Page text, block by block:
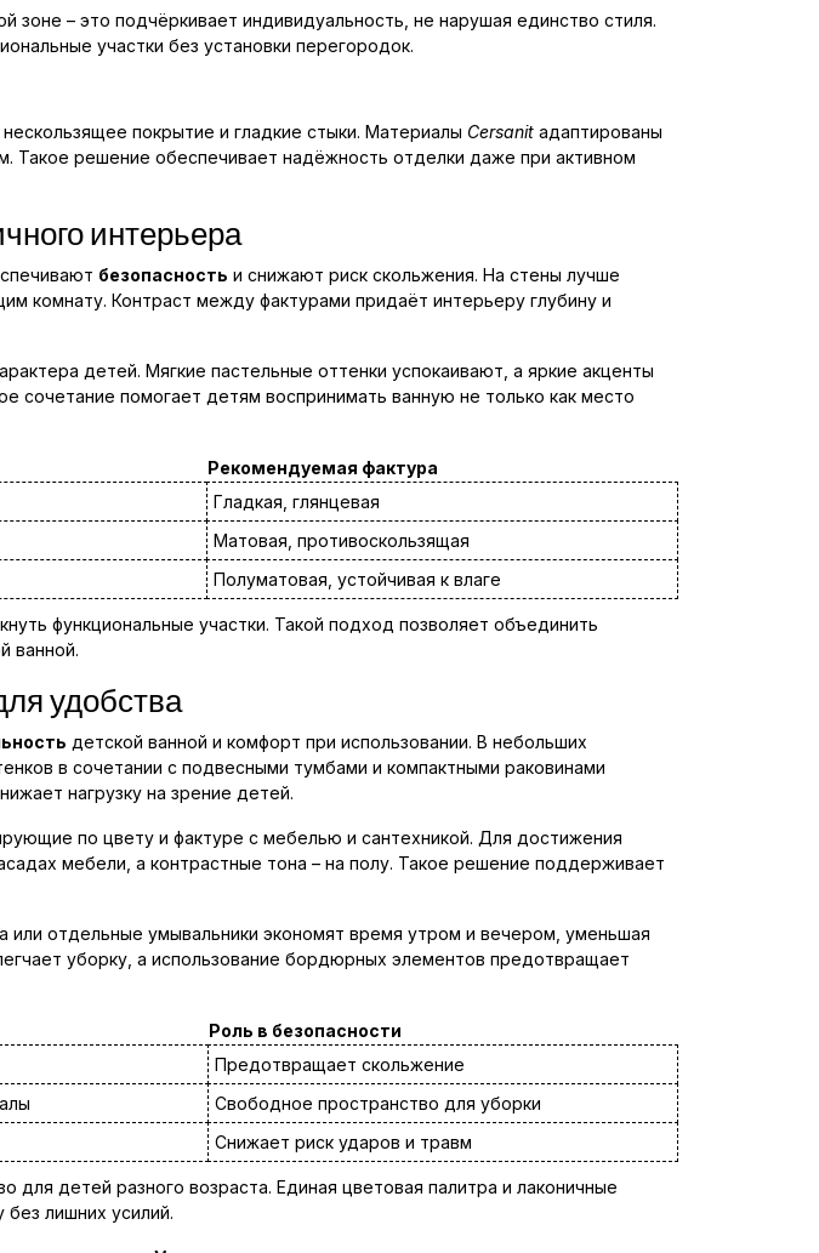
зоне – это подчёркивает индивидуальность, не нарушая единство стиля.
участки без установки перегородок.
покрытие и гладкие стыки. Материалы Cersanit адаптированы
Такое решение обеспечивает надёжность отделки даже при активном
интерьера
безопасность и снижают риск скольжения. На стены лучше
комнату. Контраст между фактурами придаёт интерьеру глубину и
детей. Мягкие пастельные оттенки успокаивают, а яркие акценты
сочетание помогает детям воспринимать ванную не только как место
Рекомендуемая фактура
Гладкая, глянцевая
Матовая, противоскользящая
Полуматовая, устойчивая к влаге
функциональные участки. Такой подход позволяет объединить
ванной.
удобства
детской ванной и комфорт при использовании. В небольших
в сочетании с подвесными тумбами и компактными раковинами
нагрузку на зрение детей.
по цвету и фактуре с мебелью и сантехникой. Для достижения
мебели, а контрастные тона – на полу. Такое решение поддерживает
отдельные умывальники экономят время утром и вечером, уменьшая
уборку, а использование бордюрных элементов предотвращает
Роль в безопасности
Предотвращает скольжение
Свободное пространство для уборки
Снижает риск ударов и травм
для детей разного возраста. Единая цветовая палитра и лаконичные
лишних усилий.